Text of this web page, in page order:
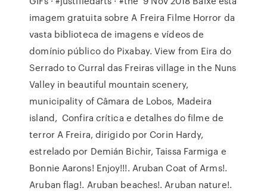
imagem gratuita sobre A Freira Filme Horror da
vasta biblioteca de imagens e vídeos de
domínio público do Pixabay. View from Eira do
Serrado to Curral das Freiras village in the Nuns
Valley in beautiful mountain scenery,
municipality of Câmara de Lobos, Madeira
island, Confira crítica e detalhes do filme de
terror A Freira, dirigido por Corin Hardy,
estrelado por Demián Bichir, Taissa Farmiga e
Bonnie Aarons! Enjoy!!!. Aruban Coat of Arms!.
Aruban flag!. Aruban beaches!. Aruban nature!.